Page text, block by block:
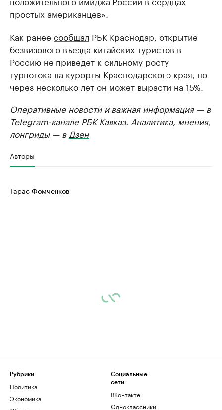
простых американцев».
Как ранее сообщал РБК Краснодар, открытие
безвизового въезда китайских туристов в
Россию не приведет к сильному росту
турпотока на курорты Краснодарского края, но
через несколько лет он может вырасти на 15%.
Оперативные новости и важная информация — в
Telegram-канале РБК Кавказ. Аналитика, мнения,
лонгриды — в Дзен
Авторы
Тарас Фомченков
Рубрики
Политика
Экономика
Социальные
сети
ВКонтакте
Одноклассники